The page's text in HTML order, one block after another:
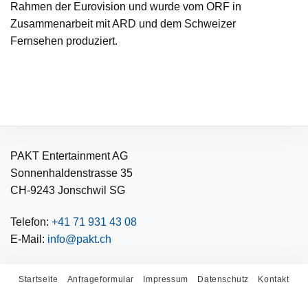
Rahmen der Eurovision und wurde vom ORF in
Zusammenarbeit mit ARD und dem Schweizer
Fernsehen produziert.
PAKT Entertainment AG
Sonnenhaldenstrasse 35
CH-9243 Jonschwil SG
Telefon: +41 71 931 43 08
E-Mail: info@pakt.ch
Startseite Anfrageformular Impressum Datenschutz Kontakt